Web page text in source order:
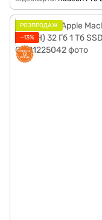
РОЗПРОДАЖ
−13%